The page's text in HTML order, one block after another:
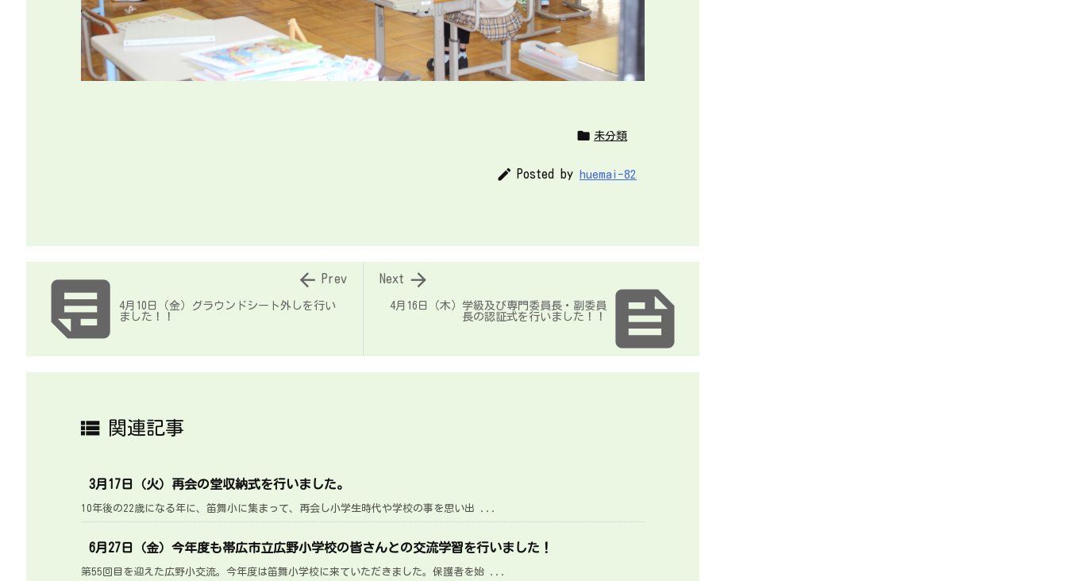
 未分類
 Posted by huemai-82

4月16日（木）学級及び専門委員長・副委員
長の認証式を行いました！！

Next
4月10日（金）グラウンドシート外しを行い
ました！！
 Prev
 関連記事
3月17日（火）再会の堂収納式を行いました。
10年後の22歳になる年に、笛舞小に集まって、再会し小学生時代や学校の事を思い出 ...
6月27日（金）今年度も帯広市立広野小学校の皆さんとの交流学習を行いました！
第55回目を迎えた広野小交流。今年度は笛舞小学校に来ていただきました。保護者を始 ...